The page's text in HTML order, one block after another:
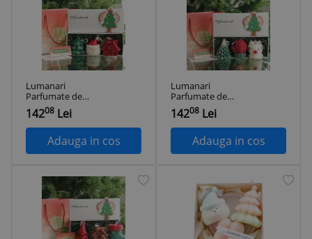
Lumanari
Parfumate de
Craciun, 22.5 x 9.5 x
9 cm Multicolor
14208 Lei
Adauga in cos
Lumanari
Parfumate de
Craciun, 22.5 x 9.5 x
9 cm Multicolor
14208 Lei
Adauga in cos